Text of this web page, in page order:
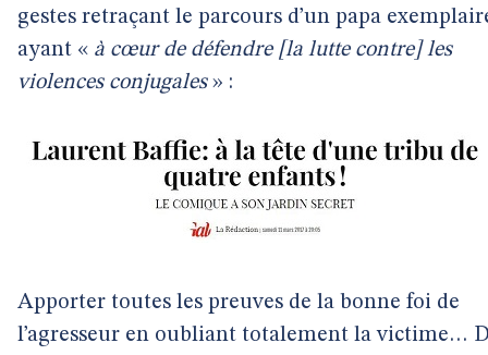
gestes retraçant le parcours d’un papa
ayant « à cœur de défendre [la lutte contre] les
violences conjugales» :
Apporter toutes les preuves de la bonne foi de
l’agresseur en oubliant totalement la victime…